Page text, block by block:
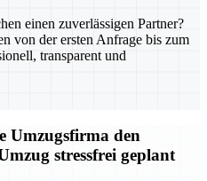
einen zuverlässigen Partner?
von der ersten Anfrage bis zum
transparent und
Umzugsfirma den
stressfrei geplant